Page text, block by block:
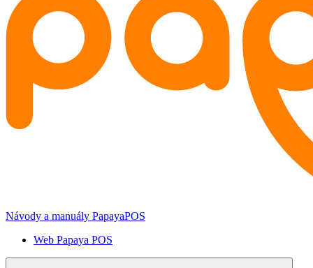
Návody a manuály PapayaPOS
Web Papaya POS